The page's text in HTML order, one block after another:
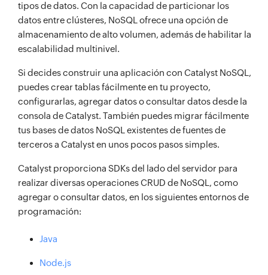
tipos de datos. Con la capacidad de particionar los
datos entre clústeres, NoSQL ofrece una opción de
almacenamiento de alto volumen, además de habilitar la
escalabilidad multinivel.
Si decides construir una aplicación con Catalyst NoSQL,
puedes crear tablas fácilmente en tu proyecto,
configurarlas, agregar datos o consultar datos desde la
consola de Catalyst. También puedes migrar fácilmente
tus bases de datos NoSQL existentes de fuentes de
terceros a Catalyst en unos pocos pasos simples.
Catalyst proporciona SDKs del lado del servidor para
realizar diversas operaciones CRUD de NoSQL, como
agregar o consultar datos, en los siguientes entornos de
programación:
Java
Node.js